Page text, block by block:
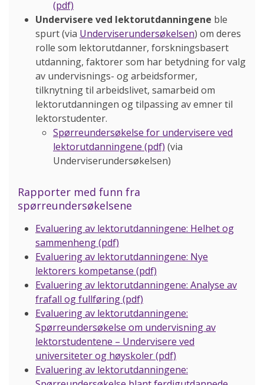
(pdf)
Undervisere ved lektorutdanningene ble
spurt (via Underviserundersøkelsen) om deres
rolle som lektorutdanner, forskningsbasert
utdanning, faktorer som har betydning for valg
av undervisnings- og arbeidsformer,
tilknytning til arbeidslivet, samarbeid om
lektorutdanningen og tilpassing av emner til
lektorstudenter.
Spørreundersøkelse for undervisere ved
lektorutdanningene (pdf) (via
Underviserundersøkelsen)
Rapporter med funn fra
spørreundersøkelsene
Evaluering av lektorutdanningene: Helhet og
sammenheng (pdf)
Evaluering av lektorutdanningene: Nye
lektorers kompetanse (pdf)
Evaluering av lektorutdanningene: Analyse av
frafall og fullføring (pdf)
Evaluering av lektorutdanningene:
Spørreundersøkelse om undervisning av
lektorstudentene – Undervisere ved
universiteter og høyskoler (pdf)
Evaluering av lektorutdanningene: